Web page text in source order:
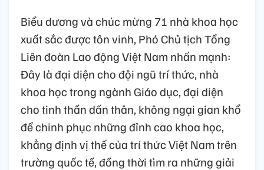
Biểu dương và chúc mừng 71 nhà khoa học
xuất sắc được tôn vinh, Phó Chủ tịch Tổng
Liên đoàn Lao động Việt Nam nhấn mạnh:
Đây là đại diện cho đội ngũ trí thức, nhà
khoa học trong ngành Giáo dục, đại diện
cho tinh thần dấn thân, không ngại gian khổ
để chinh phục những đỉnh cao khoa học,
khẳng định vị thế của trí thức Việt Nam trên
trường quốc tế, đồng thời tìm ra những giải